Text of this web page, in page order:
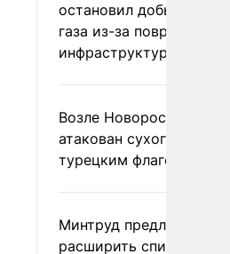
остановил добычу
газа из-за повреждения
инфраструктуры
Возле Новороссийска
атакован сухогруз под
турецким флагом
Минтруд предложил
расширить список